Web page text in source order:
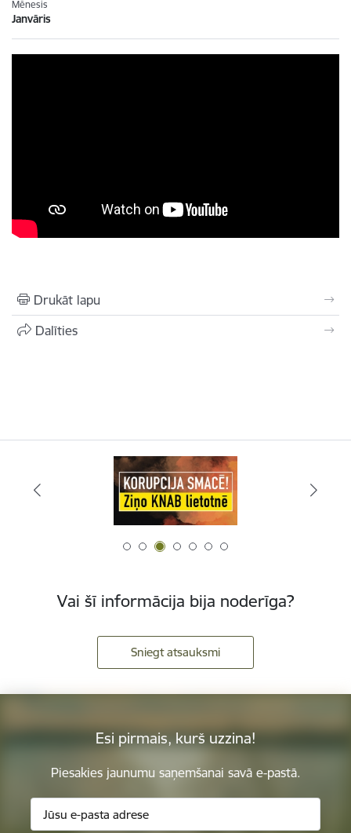
Mēnesis
Janvāris
Drukāt lapu
Dalīties
Vai šī informācija bija noderīga?
Sniegt atsauksmi
Esi pirmais, kurš uzzina!
Piesakies jaunumu saņemšanai savā e-pastā.